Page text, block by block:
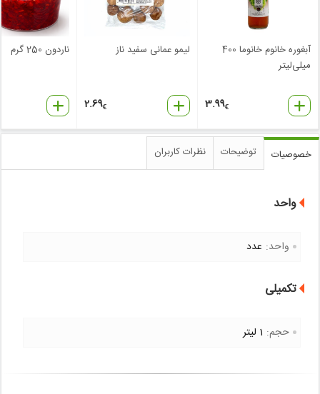
آبغوره خانوم خانوما 400
میلی‌لیتر
3.99€
لیمو عمانی سفید ناز
2.69€
ناردون 250 گرم
خصوصیات توضیحات نظرات کاربران
واحد
واحد: عدد
تکمیلی
حجم: 1 لیتر